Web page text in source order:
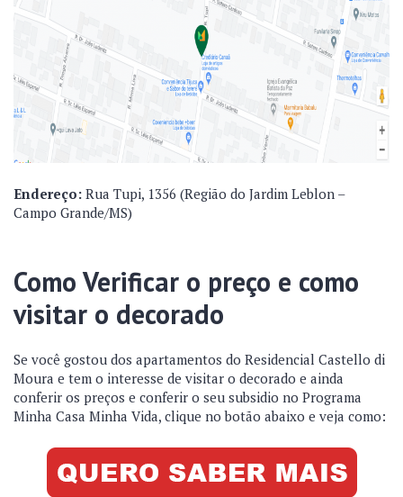
Endereço: Rua Tupi, 1356 (Região do Jardim Leblon –
Campo Grande/MS)
Como Verificar o preço e como
visitar o decorado
Se você gostou dos apartamentos do Residencial Castello di
Moura e tem o interesse de visitar o decorado e ainda
conferir os preços e conferir o seu subsidio no Programa
Minha Casa Minha Vida, clique no botão abaixo e veja como: